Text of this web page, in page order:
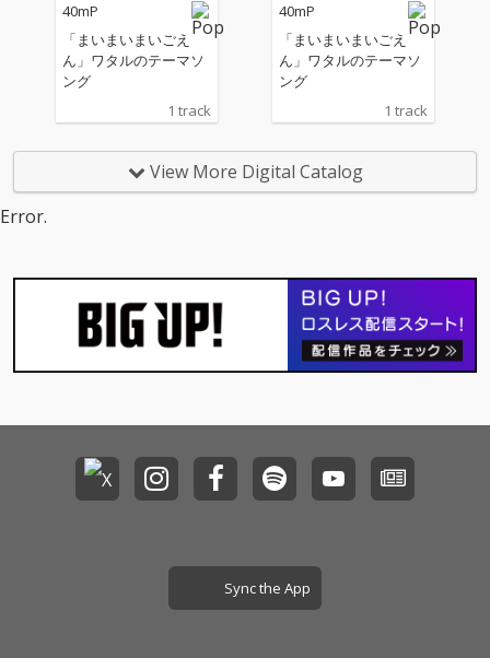
40mP
「まいまいまいごえ
ん」ワタルのテーマソ
ング
1 track
40mP
「まいまいまいごえ
ん」ワタルのテーマソ
ング
1 track
View More Digital Catalog
Error.
Sync the App